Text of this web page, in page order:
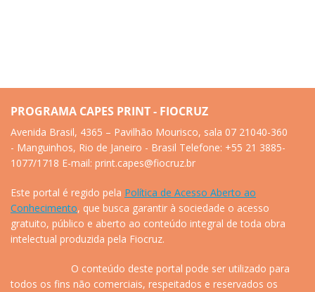
PROGRAMA CAPES PRINT - FIOCRUZ
Avenida Brasil, 4365 – Pavilhão Mourisco, sala 07 21040-360
- Manguinhos, Rio de Janeiro - Brasil Telefone: +55 21 3885-
1077/1718 E-mail: print.capes@fiocruz.br
Este portal é regido pela Política de Acesso Aberto ao
Conhecimento, que busca garantir à sociedade o acesso
gratuito, público e aberto ao conteúdo integral de toda obra
intelectual produzida pela Fiocruz.
O conteúdo deste portal pode ser utilizado para
todos os fins não comerciais, respeitados e reservados os